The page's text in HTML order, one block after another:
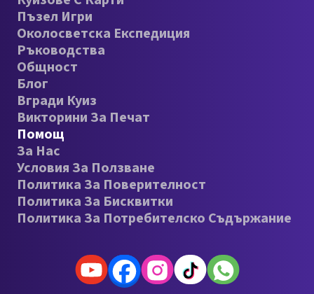
Пъзел Игри
Околосветска Експедиция
Ръководства
Общност
Блог
Вгради Куиз
Викторини За Печат
Помощ
За Нас
Условия За Ползване
Политика За Поверителност
Политика За Бисквитки
Политика За Потребителско Съдържание